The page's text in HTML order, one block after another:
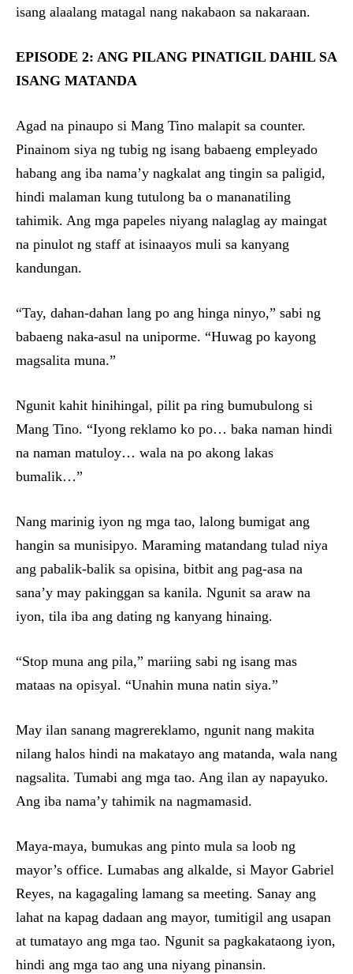
isang alaalang matagal nang nakabaon sa nakaraan.
EPISODE 2: ANG PILANG PINATIGIL DAHIL SA
ISANG MATANDA
Agad na pinaupo si Mang Tino malapit sa counter.
Pinainom siya ng tubig ng isang babaeng empleyado
habang ang iba nama’y nagkalat ang tingin sa paligid,
hindi malaman kung tutulong ba o mananatiling
tahimik. Ang mga papeles niyang nalaglag ay maingat
na pinulot ng staff at isinaayos muli sa kanyang
kandungan.
“Tay, dahan-dahan lang po ang hinga ninyo,” sabi ng
babaeng naka-asul na uniporme. “Huwag po kayong
magsalita muna.”
Ngunit kahit hinihingal, pilit pa ring bumubulong si
Mang Tino. “Iyong reklamo ko po… baka naman hindi
na naman matuloy… wala na po akong lakas
bumalik…”
Nang marinig iyon ng mga tao, lalong bumigat ang
hangin sa munisipyo. Maraming matandang tulad niya
ang pabalik-balik sa opisina, bitbit ang pag-asa na
sana’y may pakinggan sa kanila. Ngunit sa araw na
iyon, tila iba ang dating ng kanyang hinaing.
“Stop muna ang pila,” mariing sabi ng isang mas
mataas na opisyal. “Unahin muna natin siya.”
May ilan sanang magrereklamo, ngunit nang makita
nilang halos hindi na makatayo ang matanda, wala nang
nagsalita. Tumabi ang mga tao. Ang ilan ay napayuko.
Ang iba nama’y tahimik na nagmamasid.
Maya-maya, bumukas ang pinto mula sa loob ng
mayor’s office. Lumabas ang alkalde, si Mayor Gabriel
Reyes, na kagagaling lamang sa meeting. Sanay ang
lahat na kapag dadaan ang mayor, tumitigil ang usapan
at tumatayo ang mga tao. Ngunit sa pagkakataong iyon,
hindi ang mga tao ang una niyang pinansin.